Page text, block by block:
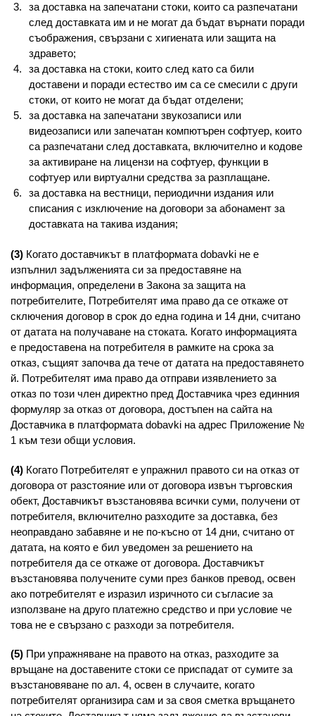
за доставка на запечатани стоки, които са разпечатани
след доставката им и не могат да бъдат върнати поради
съображения, свързани с хигиената или защита на
здравето;
за доставка на стоки, които след като са били
доставени и поради естество им са се смесили с други
стоки, от които не могат да бъдат отделени;
за доставка на запечатани звукозаписи или
видеозаписи или запечатан компютърен софтуер, които
са разпечатани след доставката, включително и кодове
за активиране на лицензи на софтуер, функции в
софтуер или виртуални средства за разплащане.
за доставка на вестници, периодични издания или
списания с изключение на договори за абонамент за
доставката на такива издания;
(3) Когато доставчикът в платформата dobavki не e
изпълнил задълженията си за предоставяне на
информация, определени в Закона за защита на
потребителите, Потребителят има право да се откаже от
сключения договор в срок до една година и 14 дни, считано
от датата на получаване на стоката. Когато информацията
е предоставена на потребителя в рамките на срока за
отказ, същият започва да тече от датата на предоставянето
й. Потребителят има право да отправи изявлението за
отказ по този член директно пред Доставчика чрез единния
формуляр за отказ от договора, достъпен на сайта на
Доставчика в платформата dobavki на адрес Приложение №
1 към тези общи условия.
(4) Когато Потребителят е упражнил правото си на отказ от
договора от разстояние или от договора извън търговския
обект, Доставчикът възстановява всички суми, получени от
потребителя, включително разходите за доставка, без
неоправдано забавяне и не по-късно от 14 дни, считано от
датата, на която е бил уведомен за решението на
потребителя да се откаже от договора. Доставчикът
възстановява получените суми през банков превод, освен
ако потребителят е изразил изричното си съгласие за
използване на друго платежно средство и при условие че
това не е свързано с разходи за потребителя.
(5) При упражняване на правото на отказ, разходите за
връщане на доставените стоки се приспадат от сумите за
възстановяване по ал. 4, освен в случаите, когато
потребителят организира сам и за своя сметка връщането